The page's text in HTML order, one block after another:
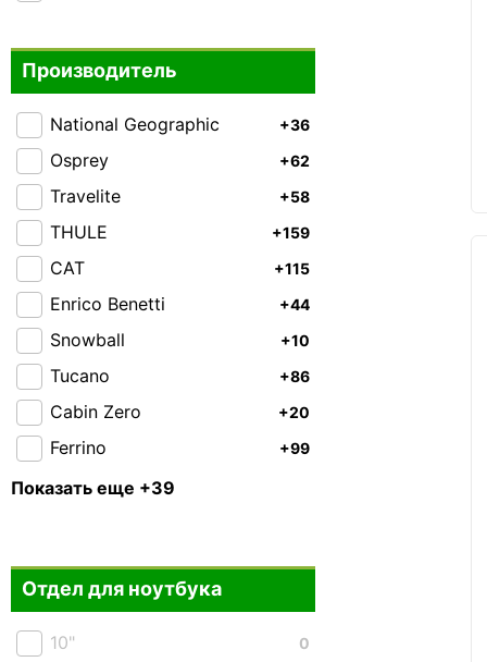
Производитель
+36
National Geographic
+62
Osprey
+58
Travelite
+159
THULE
+115
CAT
+44
Enrico Benetti
+10
Snowball
+86
Tucano
+20
Cabin Zero
+99
Ferrino
Highlander
Roncato
Показать еще +39
Отдел для ноутбука
0
10"